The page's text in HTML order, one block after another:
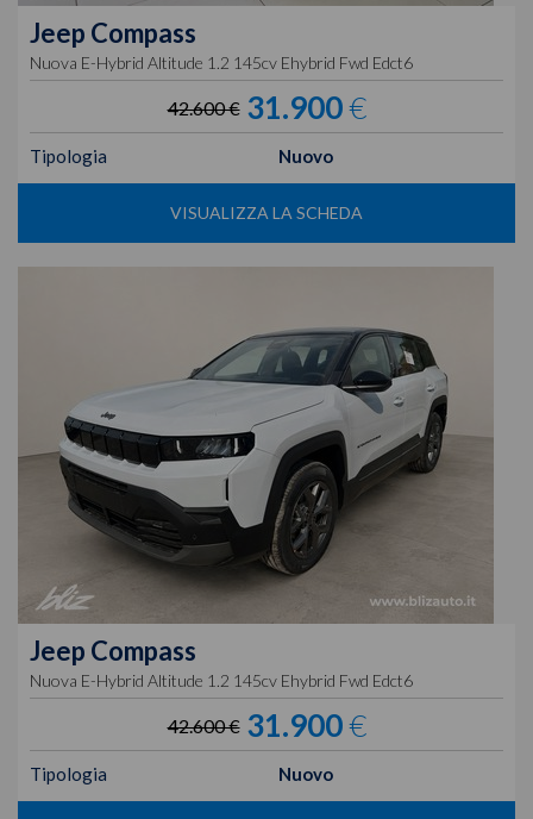
Jeep Compass
Nuova E-Hybrid Altitude 1.2 145cv Ehybrid Fwd Edct6
42.600 € 31.900€
Tipologia Nuovo
VISUALIZZA LA SCHEDA
Jeep Compass
Nuova E-Hybrid Altitude 1.2 145cv Ehybrid Fwd Edct6
42.600 € 31.900€
Tipologia Nuovo